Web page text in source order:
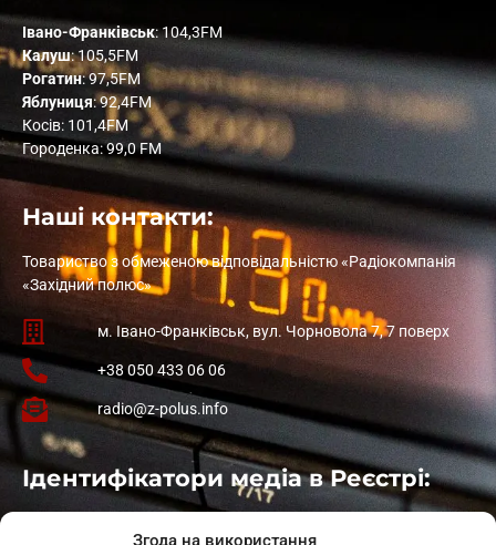
Згода на використання
Івано-Франківськ: 104,3FM
Калуш: 105,5FM
Рогатин: 97,5FM
Яблуниця: 92,4FM
Косів: 101,4FM
Городенка: 99,0 FM
Наші контакти:
Товариство з обмеженою відповідальністю «Радіокомпанія
«Західний полюс»
м. Івано-Франківськ, вул. Чорновола 7, 7 поверх
+38 050 433 06 06
radio@z-polus.info
Ідентифікатори медіа в Реєстрі: